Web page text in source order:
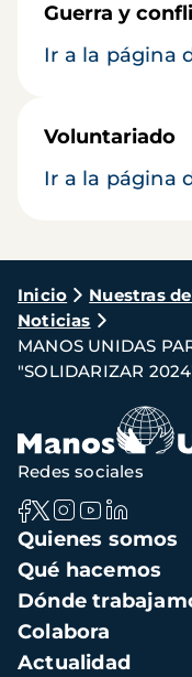
Guerra y
Ir a la página
Voluntariado
Ir a la página
Ruta
de
navegación
Inicio Nuestras
Noticias
MANOS UNIDAS
"SOLIDARIZAR
Navegación
principal
Quienes somos
Qué hacemos
Dónde
Colabora
Actualidad
Redes sociales